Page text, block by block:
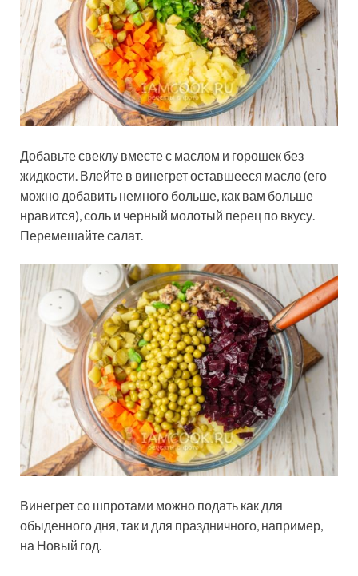
Добавьте свеклу вместе с маслом и горошек без
жидкости. Влейте в винегрет оставшееся масло (его
можно добавить немного больше, как вам больше
нравится), соль и черный молотый перец по вкусу.
Перемешайте салат.
Винегрет со шпротами можно подать как для
обыденного дня, так и для праздничного, например,
на Новый год.